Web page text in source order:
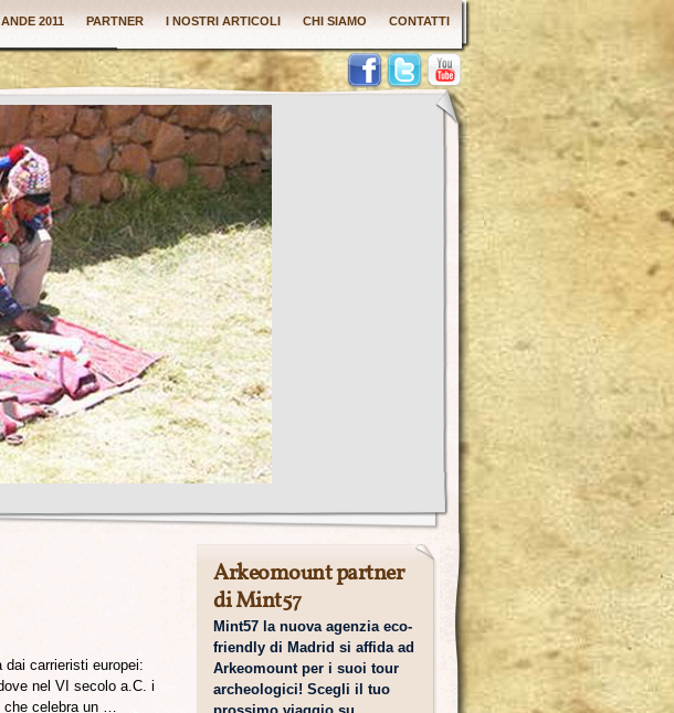
ANDE 2011 PARTNER I NOSTRI ARTICOLI CHI SIAMO CONTATTI
carrieristi europei:
nel VI secolo a.C. i
che celebra un …
Arkeomount partner
di Mint57
Mint57 la nuova agenzia eco-
friendly di Madrid si affida ad
Arkeomount per i suoi tour
archeologici! Scegli il tuo